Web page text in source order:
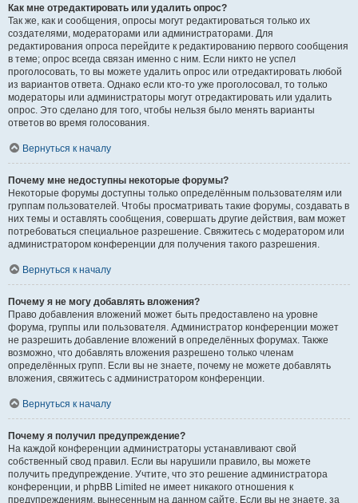
Как мне отредактировать или удалить опрос?
Так же, как и сообщения, опросы могут редактироваться только их
создателями, модераторами или администраторами. Для
редактирования опроса перейдите к редактированию первого сообщения
в теме; опрос всегда связан именно с ним. Если никто не успел
проголосовать, то вы можете удалить опрос или отредактировать любой
из вариантов ответа. Однако если кто-то уже проголосовал, то только
модераторы или администраторы могут отредактировать или удалить
опрос. Это сделано для того, чтобы нельзя было менять варианты
ответов во время голосования.
Вернуться к началу
Почему мне недоступны некоторые форумы?
Некоторые форумы доступны только определённым пользователям или
группам пользователей. Чтобы просматривать такие форумы, создавать в
них темы и оставлять сообщения, совершать другие действия, вам может
потребоваться специальное разрешение. Свяжитесь с модератором или
администратором конференции для получения такого разрешения.
Вернуться к началу
Почему я не могу добавлять вложения?
Право добавления вложений может быть предоставлено на уровне
форума, группы или пользователя. Администратор конференции может
не разрешить добавление вложений в определённых форумах. Также
возможно, что добавлять вложения разрешено только членам
определённых групп. Если вы не знаете, почему не можете добавлять
вложения, свяжитесь с администратором конференции.
Вернуться к началу
Почему я получил предупреждение?
На каждой конференции администраторы устанавливают свой
собственный свод правил. Если вы нарушили правило, вы можете
получить предупреждение. Учтите, что это решение администратора
конференции, и phpBB Limited не имеет никакого отношения к
предупреждениям, вынесенным на данном сайте. Если вы не знаете, за